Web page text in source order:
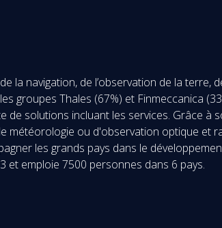
navigation, de l’observation de la terre,
groupes Thales (67%) et Finmeccanica
solutions incluant les services. Grâce à
météorologie ou d'observation optique et
les grands pays dans le
et emploie 7500 personnes dans 6 pays.